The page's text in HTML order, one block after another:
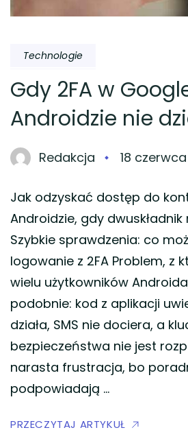
Technologie
Gdy 2FA w
Androidzie nie
Redakcja 18
Jak odzyskać dostęp do
Androidzie, gdy dwuskładnik
Szybkie sprawdzenia: co
logowanie z 2FA Problem, z
wielu użytkowników
podobnie: kod z aplikacji
działa, SMS nie dociera, a
bezpieczeństwa nie jest
narasta frustracja, bo
podpowiadają …
PRZECZYTAJ ARTYKUŁ